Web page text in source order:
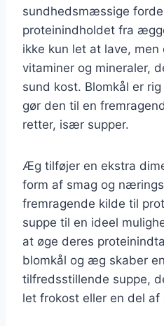
sundhedsmæssige
proteinindholdet fra
ikke kun let at lave,
vitaminer og mineraler,
sund kost. Blomkål er
gør den til en
retter, især supper.
Æg tilføjer en ekstra
form af smag og
fremragende kilde til
suppe til en ideel
at øge deres
blomkål og æg skaber
tilfredsstillende suppe,
let frokost eller en del af